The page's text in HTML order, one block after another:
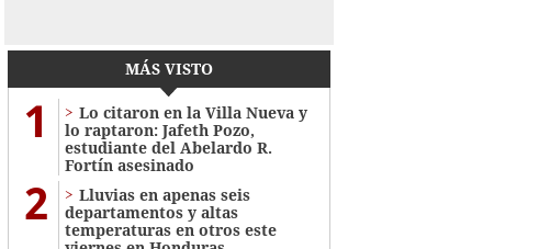
MÁS VISTO
1
Lo citaron en la Villa Nueva y
lo raptaron: Jafeth Pozo,
estudiante del Abelardo R.
Fortín asesinado
2
Lluvias en apenas seis
departamentos y altas
temperaturas en otros este